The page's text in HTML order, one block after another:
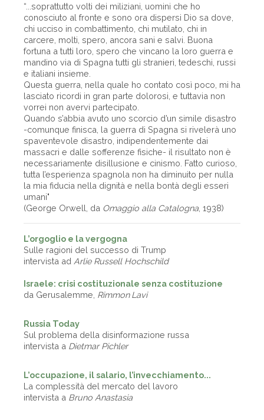
“...soprattutto volti dei miliziani, uomini che ho
conosciuto al fronte e sono ora dispersi Dio sa dove,
chi ucciso in combattimento, chi mutilato, chi in
carcere, molti, spero, ancora sani e salvi. Buona
fortuna a tutti loro, spero che vincano la loro guerra e
mandino via di Spagna tutti gli stranieri, tedeschi, russi
e italiani insieme.
Questa guerra, nella quale ho contato così poco, mi ha
lasciato ricordi in gran parte dolorosi, e tuttavia non
vorrei non avervi partecipato.
Quando s’abbia avuto uno scorcio d’un simile disastro
-comunque finisca, la guerra di Spagna si rivelerà uno
spaventevole disastro, indipendentemente dai
massacri e dalle sofferenze fisiche- il risultato non è
necessariamente disillusione e cinismo. Fatto curioso,
tutta l’esperienza spagnola non ha diminuito per nulla
la mia fiducia nella dignità e nella bontà degli esseri
umani"
(George Orwell, da Omaggio alla Catalogna , 1938)
L’orgoglio e la vergogna
Sulle ragioni del successo di Trump
intervista ad Arlie Russell Hochschild
Israele: crisi costituzionale senza costituzione
da Gerusalemme, Rimmon Lavi
Russia Today
Sul problema della disinformazione russa
intervista a Dietmar Pichler
L’occupazione, il salario, l’invecchiamento...
La complessità del mercato del lavoro
intervista a Bruno Anastasia